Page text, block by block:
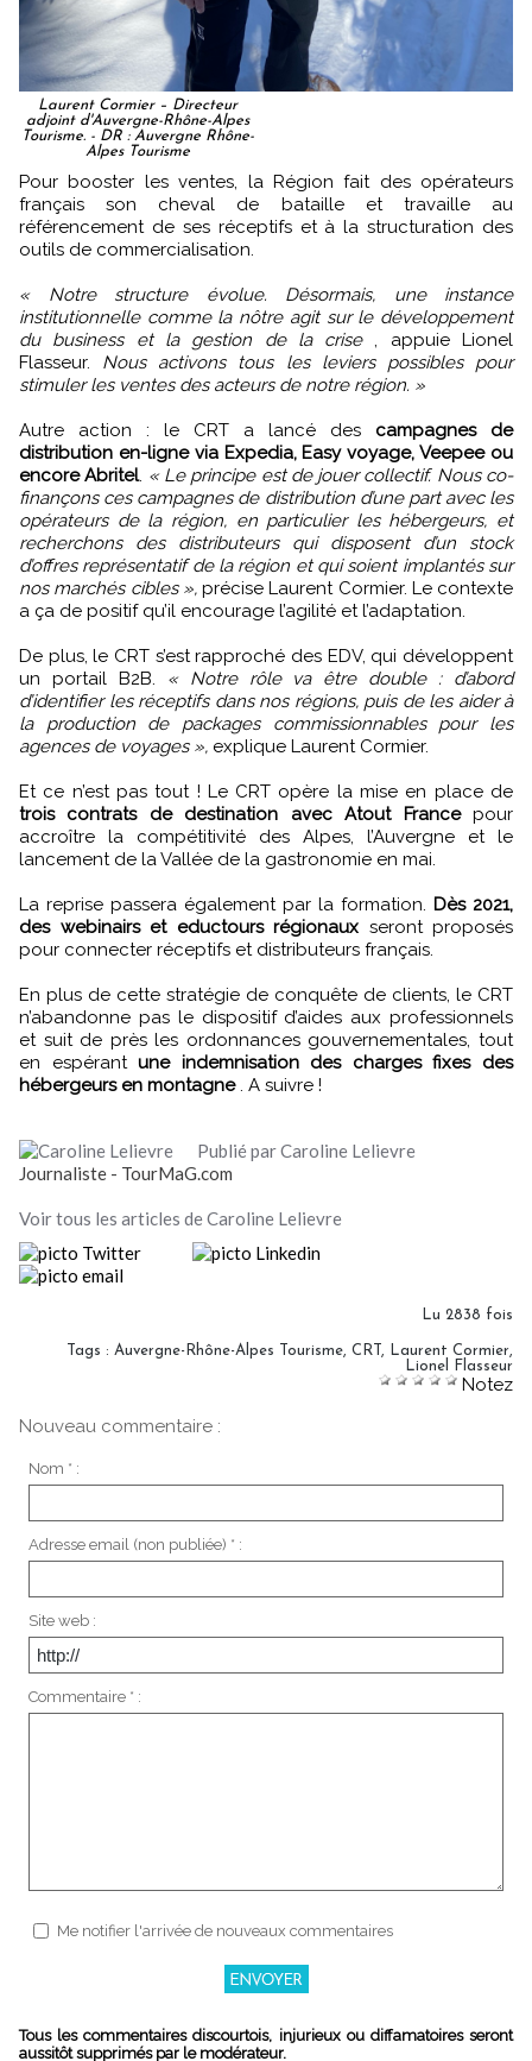
Laurent Cormier – Directeur
adjoint d'Auvergne-Rhône-Alpes
Tourisme. - DR : Auvergne Rhône-
Alpes Tourisme
Pour booster les ventes, la Région fait des opérateurs
français son cheval de bataille et travaille au
référencement de ses réceptifs et à la structuration des
outils de commercialisation.
« Notre structure évolue. Désormais, une instance
institutionnelle comme la nôtre agit sur le développement
du business et la gestion de la crise, appuie Lionel
Flasseur. Nous activons tous les leviers possibles pour
stimuler les ventes des acteurs de notre région. »
Autre action : le CRT a lancé des campagnes de
distribution en-ligne via Expedia, Easy voyage, Veepee ou
encore Abritel. « Le principe est de jouer collectif. Nous co-
finançons ces campagnes de distribution d’une part avec les
opérateurs de la région, en particulier les hébergeurs, et
recherchons des distributeurs qui disposent d’un stock
d’offres représentatif de la région et qui soient implantés sur
nos marchés cibles »,précise Laurent Cormier. Le contexte
a ça de positif qu’il encourage l’agilité et l’adaptation.
De plus, le CRT s’est rapproché des EDV, qui développent
un portail B2B. « Notre rôle va être double : d’abord
d’identifier les réceptifs dans nos régions, puis de les aider à
la production de packages commissionnables pour les
agences de voyages », explique Laurent Cormier.
Et ce n’est pas tout ! Le CRT opère la mise en place de
trois contrats de destination avec Atout Francepour
accroître la compétitivité des Alpes, l’Auvergne et le
lancement de la Vallée de la gastronomie en mai.
La reprise passera également par la formation. Dès 2021,
des webinairs et eductours régionaux seront proposés
pour connecter réceptifs et distributeurs français.
En plus de cette stratégie de conquête de clients, le CRT
n’abandonne pas le dispositif d’aides aux professionnels
et suit de près les ordonnances gouvernementales, tout
en espérantune indemnisation des charges fixes des
hébergeurs en montagne. A suivre !
Publié par Caroline Lelievre
Journaliste - TourMaG.com
Voir tous les articles de Caroline Lelievre
Lu 2838 fois
Tags : Auvergne-Rhône-Alpes Tourisme, CRT , Laurent Cormier,
Lionel Flasseur
Notez
Nouveau commentaire :
Nom * :
Adresse email (non publiée) * :
Site web :
Commentaire * :
Me notifier l'arrivée de nouveaux commentaires
Tous les commentaires discourtois, injurieux ou diffamatoires seront
aussitôt supprimés par le modérateur.